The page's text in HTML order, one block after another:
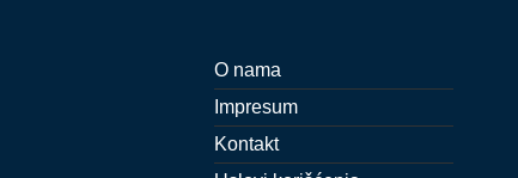
O nama
Impresum
Kontakt